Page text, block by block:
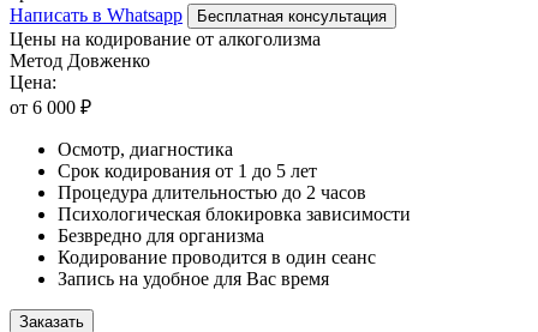
Написать в Whatsapp
Бесплатная консультация
Цены на кодирование от алкоголизма
Метод Довженко
Цена:
от 6 000 ₽
Осмотр, диагностика
Срок кодирования от 1 до 5 лет
Процедура длительностью до 2 часов
Психологическая блокировка зависимости
Безвредно для организма
Кодирование проводится в один сеанс
Запись на удобное для Вас время
Заказать